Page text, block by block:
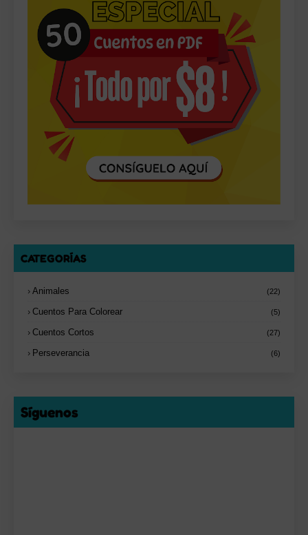
CATEGORÍAS
Animales (22)
Cuentos Para Colorear (5)
Cuentos Cortos (27)
Perseverancia (6)
Síguenos